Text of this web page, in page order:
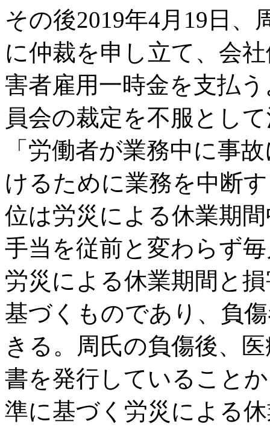
その後2019年4月19日
に仲裁を申し立て、会
害者雇用一時金を支払
員会の裁定を不服とし
「労働者が業務中に事
けるために業務を中断
位は労災による休業期
手当を従前と変わらず
労災による休業期間と
基づくものであり、負
きる。周氏の負傷後、
書を発行していること
準に基づく労災による